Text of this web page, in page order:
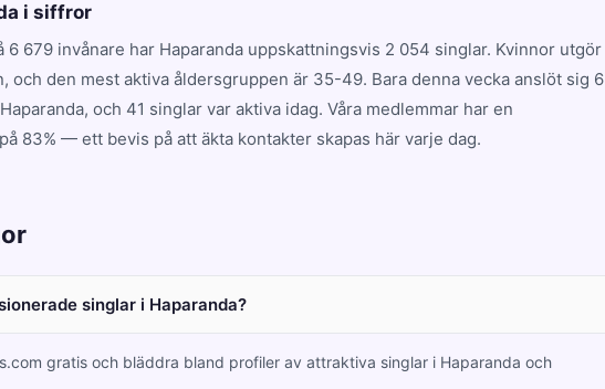
i siffror
6 679 invånare har Haparanda uppskattningsvis 2 054 singlar. Kvinnor utgör
och den mest aktiva åldersgruppen är 35-49. Bara denna vecka anslöt sig 6
och 41 singlar var aktiva idag. Våra medlemmar har en
83% — ett bevis på att äkta kontakter skapas här varje dag.
singlar i Haparanda?
gratis och bläddra bland profiler av attraktiva singlar i Haparanda och